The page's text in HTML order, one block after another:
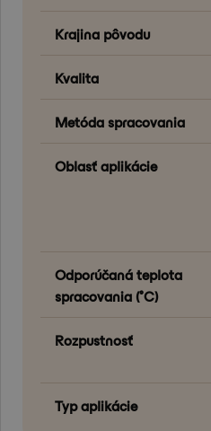
Krajina pôvodu
Kvalita
Metóda spracovania
Oblasť aplikácie
Odporúčaná teplota
spracovania (°C)
Rozpustnosť
Typ aplikácie